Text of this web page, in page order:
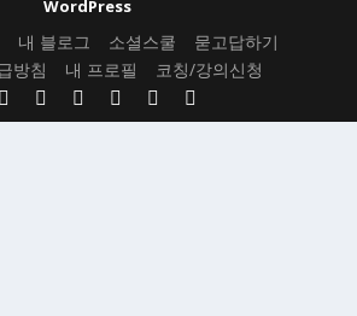
WordPress
내 블로그 소셜스쿨
묻고답하기
방침
내 프로필 코칭/강의신청